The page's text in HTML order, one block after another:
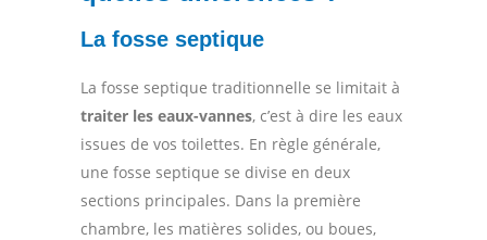
La fosse septique
La fosse septique traditionnelle se limitait à
traiter les eaux-vannes, c’est à dire les eaux
issues de vos toilettes. En règle générale,
une fosse septique se divise en deux
sections principales. Dans la première
chambre, les matières solides, ou boues,